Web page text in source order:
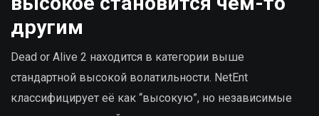
другим
Dead or Alive 2 находится в категории выше
стандартной высокой волатильности. NetEnt
классифицирует её как “высокую”, но независимые